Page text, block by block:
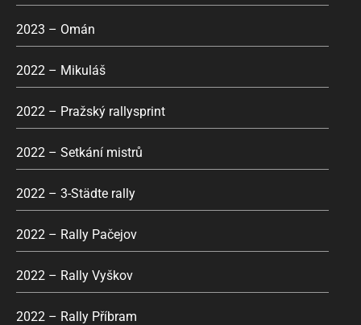
2023 – Omán
2022 – Mikuláš
2022 – Pražský rallysprint
2022 – Setkání mistrů
2022 – 3-Städte rally
2022 – Rally Pačejov
2022 – Rally Vyškov
2022 – Rally Příbram